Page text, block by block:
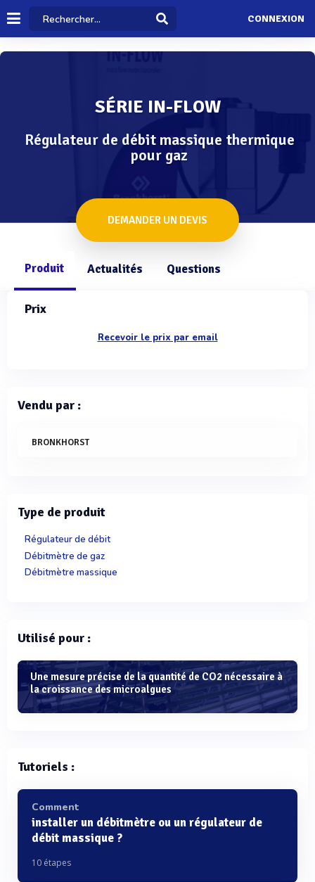
CONNEXION
SÉRIE IN-FLOW
Régulateur de débit massique thermique
pour gaz
DEMANDER UN DEVIS
Produit Actualités Questions
Prix
Recevoir le prix par email
Vendu par :
BRONKHORST
Type de produit
Régulateur de débit
Débitmètre de gaz
Débitmètre massique
Utilisé pour :
Une mesure précise de la quantité de CO2 nécessaire à
la croissance des microalgues
Tutoriels :
Comment
installer un débitmètre ou un régulateur de
débit massique ?
10 étapes